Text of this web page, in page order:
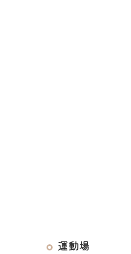
運動場